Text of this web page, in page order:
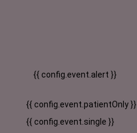
{{ config.event.alert }}
{{ config.event.patientOnly }}
{{ config.event.single }}